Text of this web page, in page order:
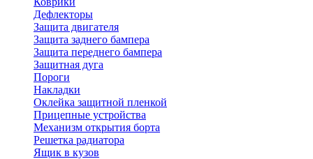
Дефлекторы
Защита двигателя
Защита заднего бампера
Защита переднего бампера
Защитная дуга
Пороги
Накладки
Оклейка защитной пленкой
Прицепные устройства
Механизм открытия борта
Решетка радиатора
Ящик в кузов